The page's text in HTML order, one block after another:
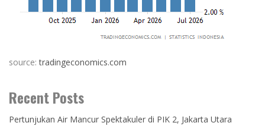
source:tradingeconomics.com
Recent Posts
Pertunjukan Air Mancur Spektakuler di PIK 2, Jakarta Utara